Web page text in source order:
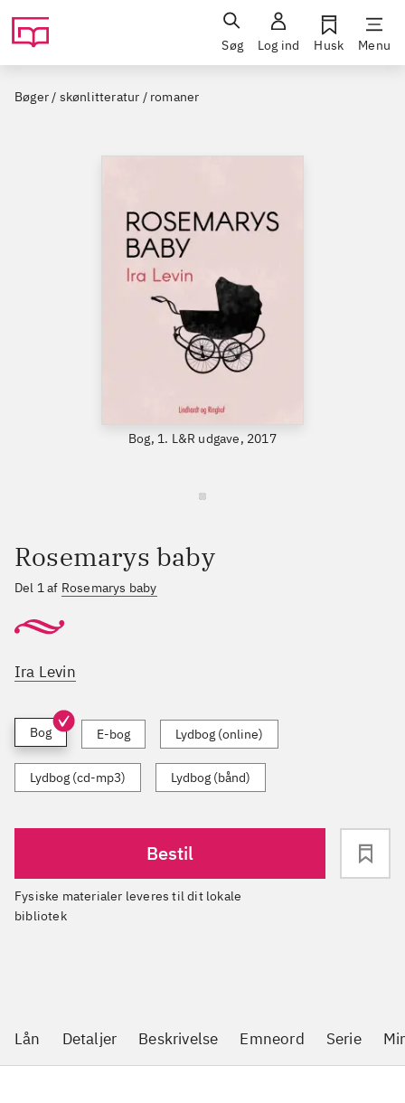
Søg Log ind Husk Menu
Bøger / skønlitteratur / romaner
Bog, 1. L&R udgave, 2017
Rosemarys baby
Del 1 af Rosemarys baby
Ira Levin
Bog E-bog Lydbog (online)
Lydbog (cd-mp3) Lydbog (bånd)
Bestil
Fysiske materialer leveres til dit lokale
bibliotek
Lån Detaljer Beskrivelse Emneord Serie